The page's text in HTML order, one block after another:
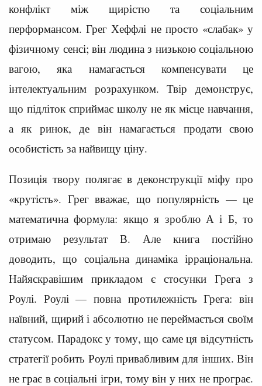
конфлікт між щирістю та соціальним
перформансом. Грег Хеффлі не просто «слабак» у
фізичному сенсі; він людина з низькою соціальною
вагою, яка намагається компенсувати це
інтелектуальним розрахунком. Твір демонструє,
що підліток сприймає школу не як місце навчання,
а як ринок, де він намагається продати свою
особистість за найвищу ціну.
Позиція твору полягає в деконструкції міфу про
«крутість». Грег вважає, що популярність — це
математична формула: якщо я зроблю А і Б, то
отримаю результат В. Але книга постійно
доводить, що соціальна динаміка ірраціональна.
Найяскравішим прикладом є стосунки Грега з
Роулі. Роулі — повна протилежність Грега: він
наївний, щирий і абсолютно не переймається своїм
статусом. Парадокс у тому, що саме ця відсутність
стратегії робить Роулі привабливим для інших. Він
не грає в соціальні ігри, тому він у них не програє.